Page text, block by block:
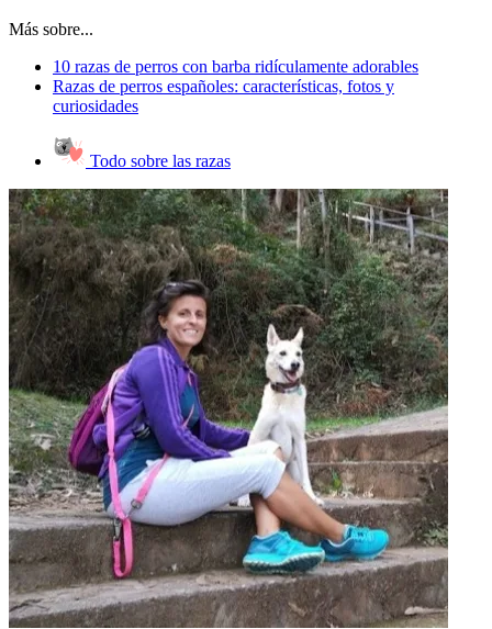
Más sobre...
10 razas de perros con barba ridículamente adorables
Razas de perros españoles: características, fotos y
curiosidades
Todo sobre las razas